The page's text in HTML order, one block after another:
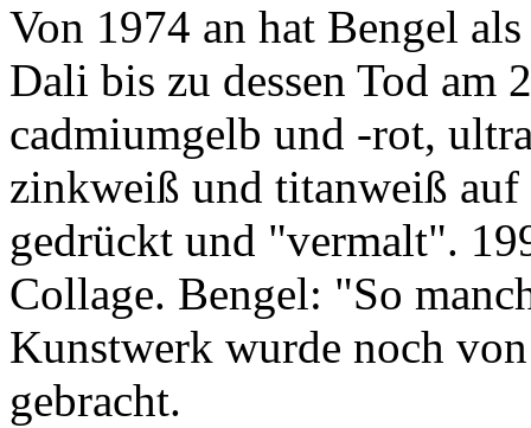
Von 1974 an hat Bengel
Dali bis zu dessen Tod am
cadmiumgelb und -rot,
zinkweiß und titanweiß
gedrückt und "vermalt".
Collage. Bengel: "So
Kunstwerk wurde noch
gebracht.